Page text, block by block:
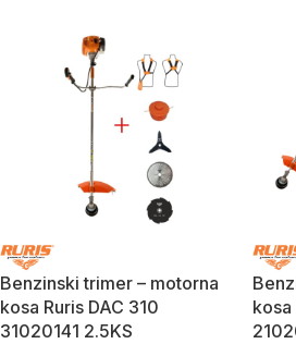
Benzinski trimer – motorna
kosa Ruris DAC 310
31020141 2.5KS
kosa